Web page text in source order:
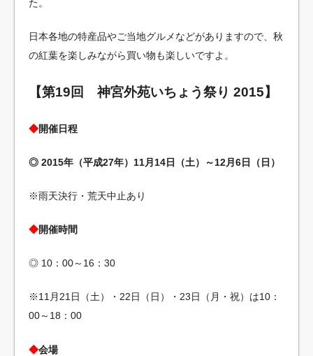
た。
日本各地の特産品やご当地グルメなどがありますので、秋
の紅葉を楽しみながら買い物も楽しいですよ。
【第19回 神宮外苑いちょう祭り 2015】
◆開催日程
◎ 2015年（平成27年）11月14日（土）～12月6日（日）
※雨天決行・荒天中止あり
◆開催時間
◎ 10：00～16：30
※11月21日（土）・22日（日）・23日（月・祝）は10：
00～18：00
◆会場